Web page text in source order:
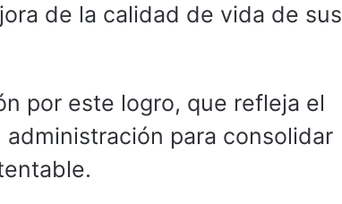
de la calidad de vida de sus
por este logro, que refleja el
para consolidar